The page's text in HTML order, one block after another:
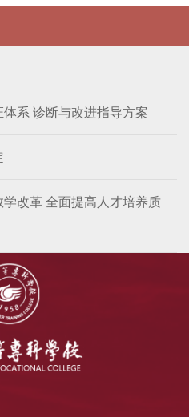
系 诊断与改进指导方案
改革 全面提高人才培养质